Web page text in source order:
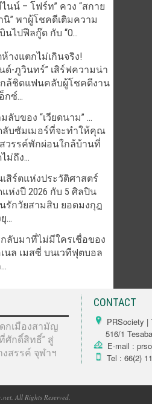
ไนน์ – โฟร์ท” ควง “สกาย
นิ” พาผู้โชคดีเติมความ
นไปฟีลกู๊ด กับ “O...
างแตกไม่เกินจริง!
ด์-ภูวินทร์” เสิร์ฟความน่า
กล้ชิดแฟนคลับผู้โชคดีงาน
กซ์...
ลับของ “เวียดนาม” …
บซัมเมอร์ที่จะทำให้คุณ
วรรค์พักผ่อนใกล้บ้านที่
ม่ถึง...
สิร์ตแห่งประวัติศาสตร์
ห่งปี 2026 กับ 5 ศิลปิน
รักวัยสามสิบ ยอดมงกุฎ
...
ลับมาที่ไม่มีใครเชื่อของ
นล เมสซี่ บนเวทีฟุตบอล
กเมืองสามัญ
ศักดิ์สิทธิ์” สู่
งสรรค์ จุฬาฯ
CONTACT
PRSociety |
516/1
E-mail :
Tel : 66(2)
All Rights Reserved.